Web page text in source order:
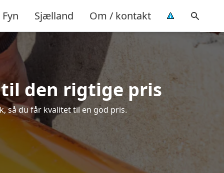
Fyn Sjælland Om / kontakt
den rigtige pris
så du får kvalitet til en god pris.